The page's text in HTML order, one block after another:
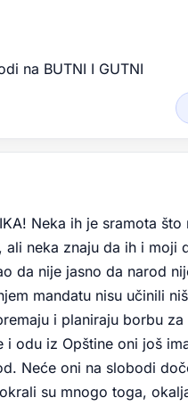
na BUTNI I GUTNI
Neka ih je sramota što
ali neka znaju da ih i moji
da nije jasno da narod
mandatu nisu učinili
i planiraju borbu za
odu iz Opštine oni još
Neće oni na slobodi
su mnogo toga,